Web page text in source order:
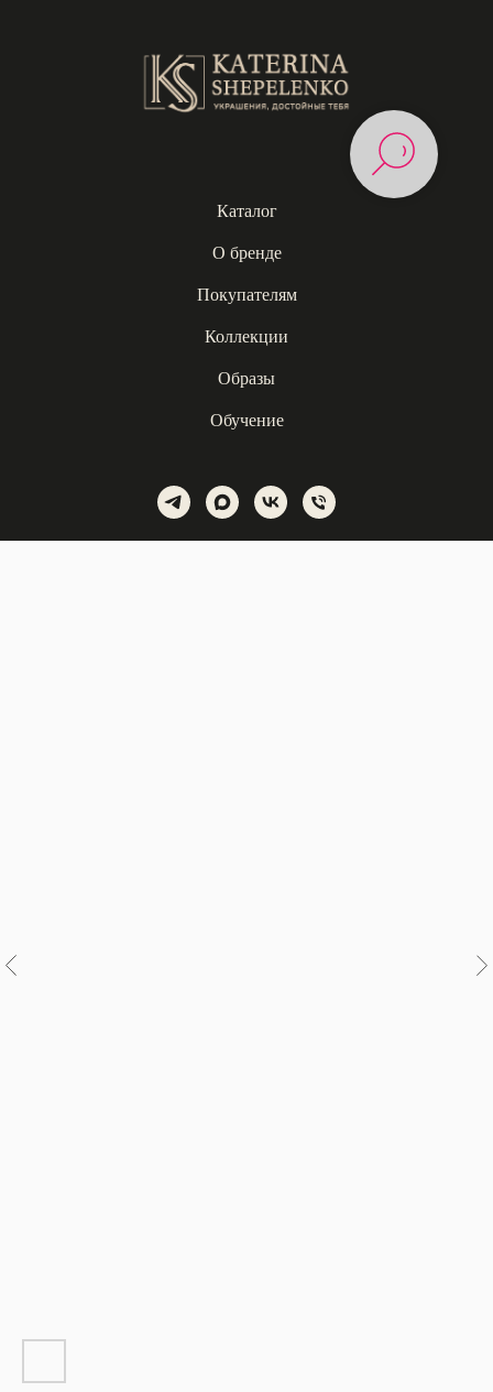
Каталог
О бренде
Покупателям
Коллекции
Образы
Обучение